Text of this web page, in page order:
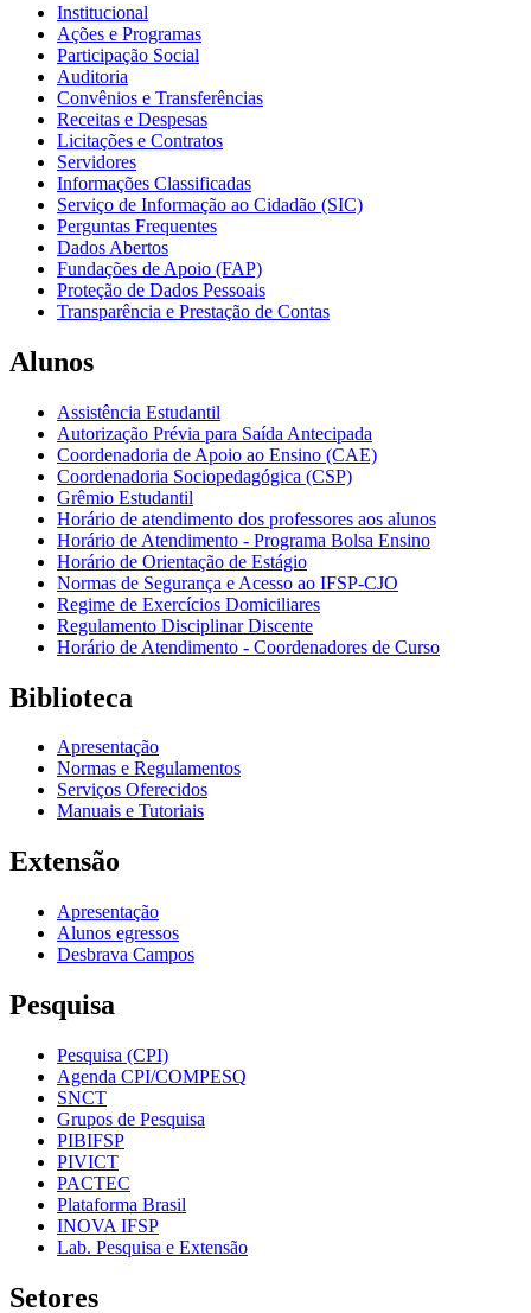
Institucional
Ações e Programas
Participação Social
Auditoria
Convênios e Transferências
Receitas e Despesas
Licitações e Contratos
Servidores
Informações Classificadas
Serviço de Informação ao Cidadão (SIC)
Perguntas Frequentes
Dados Abertos
Fundações de Apoio (FAP)
Proteção de Dados Pessoais
Transparência e Prestação de Contas
Alunos
Assistência Estudantil
Autorização Prévia para Saída Antecipada
Coordenadoria de Apoio ao Ensino (CAE)
Coordenadoria Sociopedagógica (CSP)
Grêmio Estudantil
Horário de atendimento dos professores aos alunos
Horário de Atendimento - Programa Bolsa Ensino
Horário de Orientação de Estágio
Normas de Segurança e Acesso ao IFSP-CJO
Regime de Exercícios Domiciliares
Regulamento Disciplinar Discente
Horário de Atendimento - Coordenadores de Curso
Biblioteca
Apresentação
Normas e Regulamentos
Serviços Oferecidos
Manuais e Tutoriais
Extensão
Apresentação
Alunos egressos
Desbrava Campos
Pesquisa
Pesquisa (CPI)
Agenda CPI/COMPESQ
SNCT
Grupos de Pesquisa
PIBIFSP
PIVICT
PACTEC
Plataforma Brasil
INOVA IFSP
Lab. Pesquisa e Extensão
Setores